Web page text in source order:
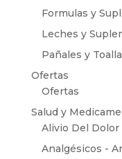
Formulas y
Leches y
Pañales y
Ofertas
Ofertas
Salud y
Alivio Del Dolor
Analgésicos -